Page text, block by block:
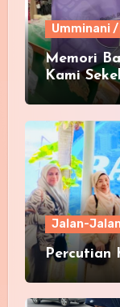
Umminani
Memori
Kami
Pakaian
Jalan-
Percutian